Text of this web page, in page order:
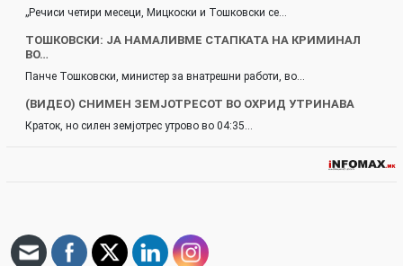
„Речиси четири месеци, Мицкоски и Тошковски се…
ТОШКОВСКИ: ЈА НАМАЛИВМЕ СТАПКАТА НА КРИМИНАЛ
ВО…
Панче Тошковски, министер за внатрешни работи, во…
(ВИДЕО) СНИМЕН ЗЕМЈОТРЕСОТ ВО ОХРИД УТРИНАВА
Краток, но силен земјотрес утрово во 04:35…